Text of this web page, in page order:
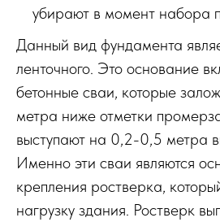
убирают в момент набора
Данный вид фундамента
ленточного. Это основание
бетонные сваи, которые
метра ниже отметки
выступают на 0,2-0,5 метра
Именно эти сваи являются
крепления ростверка,
нагрузку здания. Ростверк